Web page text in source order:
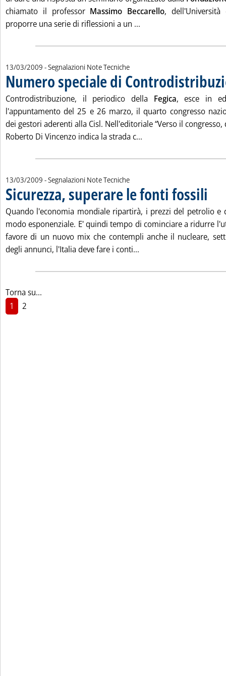
chiamato il professor Massimo Beccarello,
proporre una serie di riflessioni a un ...
13/03/2009 - Segnalazioni Note Tecniche
Numero speciale di
Controdistribuzione, il periodico della Fegica, esce in
l'appuntamento del 25 e 26 marzo, il quarto congresso
dei gestori aderenti alla Cisl. Nell'editoriale “Verso il
Roberto Di Vincenzo indica la strada c...
13/03/2009 - Segnalazioni Note Tecniche
Sicurezza, superare le fonti fossili
Quando l'economia mondiale ripartirà, i prezzi del petrolio e
modo esponenziale. E' quindi tempo di cominciare a ridurre
favore di un nuovo mix che contempli anche il nucleare,
degli annunci, l'Italia deve fare i conti...
Torna su...
1
2